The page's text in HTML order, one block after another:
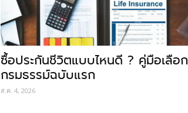
ซื้อประกันชีวิตแบบไหนดี ? คู่มือเลือก
กรมธรรม์ฉบับแรก
ส.ค. 4, 2026